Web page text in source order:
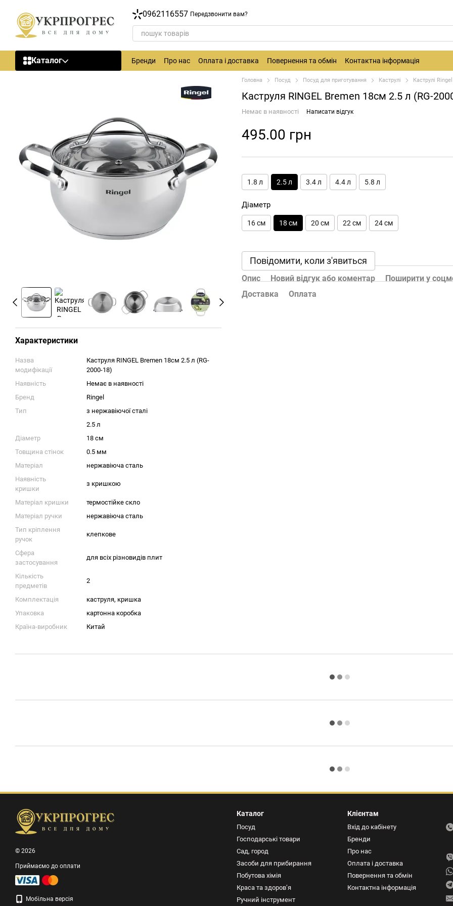
0962116557 Передзвонити вам?
Каталог Бренди Про нас Оплата і доставка Повернення та обмін Контактна інформація
Характеристики
Назва
модифікації
Каструля RINGEL Bremen 18см 2.5 л (RG-
2000-18)
Наявність
Немає в наявності
Бренд
Ringel
Тип
з нержавіючої сталі
2.5 л
Діаметр
18 см
Товщина стінок
0.5 мм
Матеріал
нержавіюча сталь
Наявність
кришки
з кришкою
Матеріал кришки
термостійке скло
Матеріал ручки
нержавіюча сталь
Тип кріплення
ручок
клепкове
Сфера
застосування
для всіх різновидів плит
Кількість
предметів
2
Комплектація
каструля, кришка
Упаковка
картонна коробка
Країна-виробник
Китай
Головна Посуд Посуд для приготування Каструлі Каструлі Ringel
Каструля RINGEL Bremen 18см 2.5 л (RG-
Немає в наявності
Написати відгук
495.00 грн
1.8 л 2.5 л 3.4 л 4.4 л 5.8 л
Діаметр
16 см 18 см 20 см 22 см 24 см
Повідомити, коли з'явиться
Опис Новий відгук або коментар
Поширити у
Доставка
Оплата
© 2026
Приймаємо до оплати
Мобільна версія
Каталог
Посуд
Господарські товари
Сад, город
Засоби для прибирання
Побутова хімія
Краса та здоров’я
Ручний інструмент
Клієнтам
Вхід до кабінету
Бренди
Про нас
Оплата і доставка
Повернення та обмін
Контактна інформація